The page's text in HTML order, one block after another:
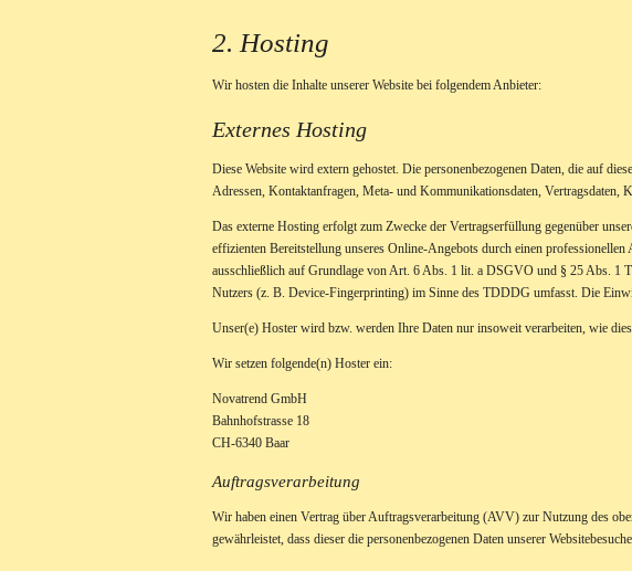
2. Hosting
Wir hosten die Inhalte unserer Website bei folgendem Anbieter:
Externes Hosting
Diese Website wird extern gehostet. Die personenbezogenen Daten, die auf
Adressen, Kontaktanfragen, Meta- und Kommunikationsdaten, Vertragsdaten,
Das externe Hosting erfolgt zum Zwecke der Vertragserfüllung gegenüber
effizienten Bereitstellung unseres Online-Angebots durch einen
ausschließlich auf Grundlage von Art. 6 Abs. 1 lit. a DSGVO und § 25 Abs.
Nutzers (z. B. Device-Fingerprinting) im Sinne des TDDDG umfasst. Die
Unser(e) Hoster wird bzw. werden Ihre Daten nur insoweit verarbeiten, wie
Wir setzen folgende(n) Hoster ein:
Novatrend GmbH
Bahnhofstrasse 18
CH-6340 Baar
Auftragsverarbeitung
Wir haben einen Vertrag über Auftragsverarbeitung (AVV) zur Nutzung des
gewährleistet, dass dieser die personenbezogenen Daten unserer